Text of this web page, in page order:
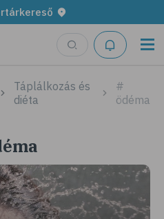
Táplálkozás és
diéta
#
ödéma